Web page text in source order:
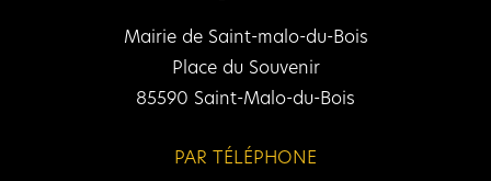
Mairie de Saint-malo-du-Bois
Place du Souvenir
85590 Saint-Malo-du-Bois
PAR TÉLÉPHONE